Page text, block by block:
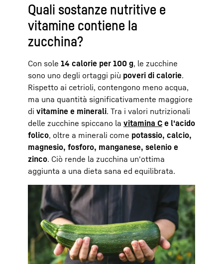
Quali sostanze nutritive e
vitamine contiene la
zucchina?
Con sole 14 calorie per 100 g, le zucchine
sono uno degli ortaggi più poveri di calorie.
Rispetto ai cetrioli, contengono meno acqua,
ma una quantità significativamente maggiore
di vitamine e minerali. Tra i valori nutrizionali
delle zucchine spiccano la vitamina C e l'acido
folico, oltre a minerali come potassio, calcio,
magnesio, fosforo, manganese, selenio e
zinco. Ciò rende la zucchina un'ottima
aggiunta a una dieta sana ed equilibrata.